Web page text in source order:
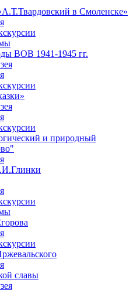
в Смоленске»
ВОВ 1941-1945 гг.
и природный
славы